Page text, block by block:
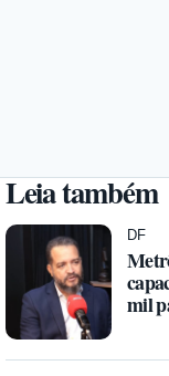
Leia também
DF
mil